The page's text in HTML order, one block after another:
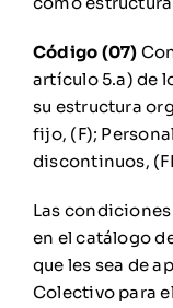
Código (07)
artículo 5.a) de
su estructura
fijo, (F);
discontinuos,
Las
en el catálogo
que les sea de
Colectivo para